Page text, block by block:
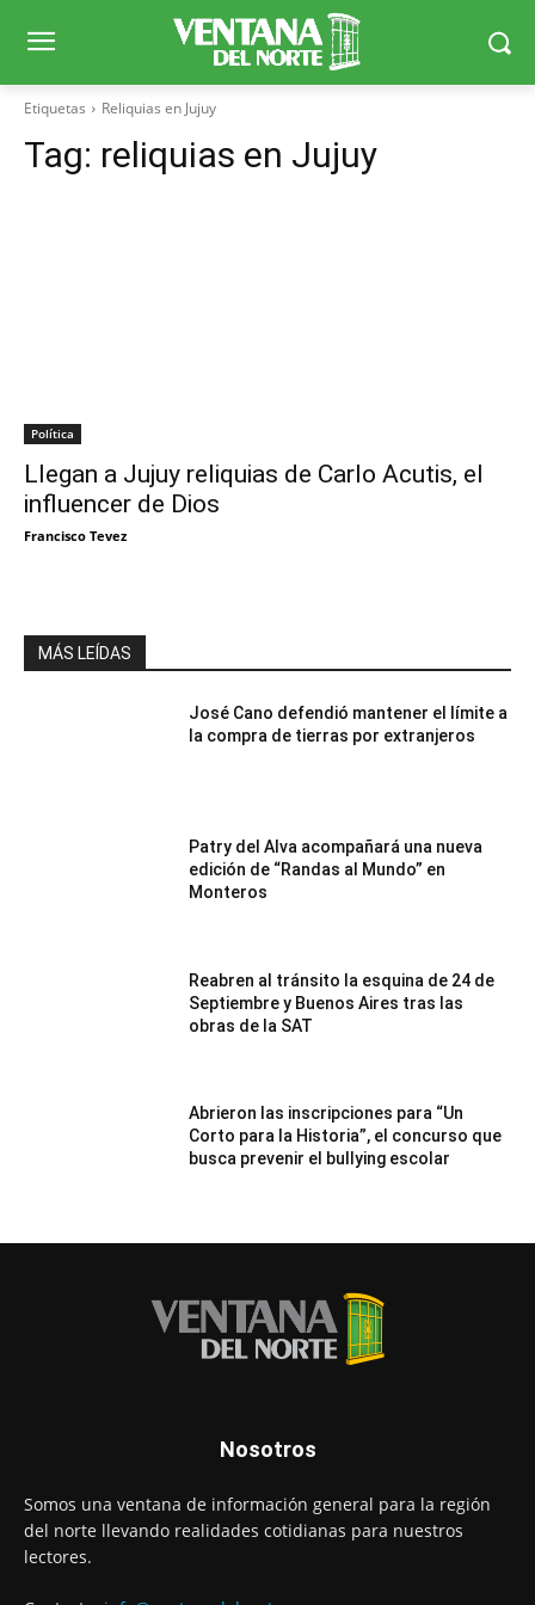
Etiquetas Reliquias en Jujuy
Tag: reliquias en Jujuy
Política
Llegan a Jujuy reliquias de Carlo Acutis, el
influencer de Dios
Francisco Tevez
MÁS LEÍDAS
José Cano defendió mantener el límite a
la compra de tierras por extranjeros
Patry del Alva acompañará una nueva
edición de “Randas al Mundo” en
Monteros
Reabren al tránsito la esquina de 24 de
Septiembre y Buenos Aires tras las
obras de la SAT
Abrieron las inscripciones para “Un
Corto para la Historia”, el concurso que
busca prevenir el bullying escolar
Nosotros
Somos una ventana de información general para la región
del norte llevando realidades cotidianas para nuestros
lectores.